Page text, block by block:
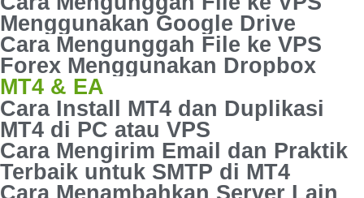
Menggunakan Google Drive
Cara Mengunggah File ke VPS
Forex Menggunakan Dropbox
MT4 & EA
Cara Install MT4 dan Duplikasi
MT4 di PC atau VPS
Cara Mengirim Email dan Praktik
Terbaik untuk SMTP di MT4
Cara Menambahkan Server Lain